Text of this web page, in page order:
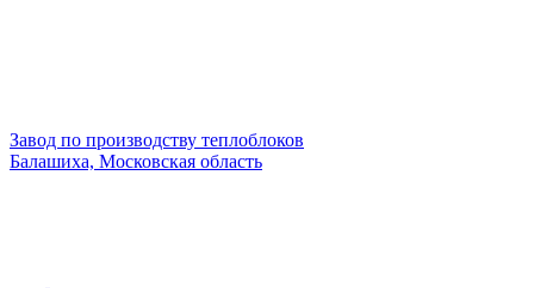
Завод по производству теплоблоков
Балашиха, Московская область